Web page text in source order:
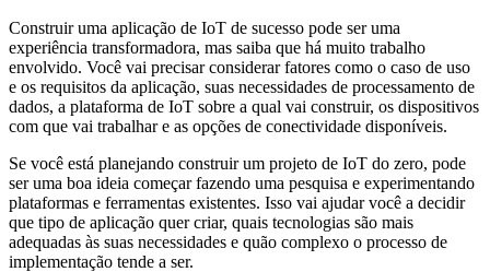
Construir uma aplicação de IoT de sucesso pode ser uma
experiência transformadora, mas saiba que há muito trabalho
envolvido. Você vai precisar considerar fatores como o caso de uso
e os requisitos da aplicação, suas necessidades de processamento de
dados, a plataforma de IoT sobre a qual vai construir, os dispositivos
com que vai trabalhar e as opções de conectividade disponíveis.
Se você está planejando construir um projeto de IoT do zero, pode
ser uma boa ideia começar fazendo uma pesquisa e experimentando
plataformas e ferramentas existentes. Isso vai ajudar você a decidir
que tipo de aplicação quer criar, quais tecnologias são mais
adequadas às suas necessidades e quão complexo o processo de
implementação tende a ser.